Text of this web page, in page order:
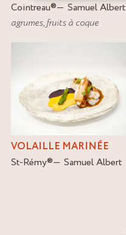
Cointreau®
Samuel Albert
agrumes,fruits à coque
VOLAILLE MARINÉE
St-Rémy® Samuel Albert